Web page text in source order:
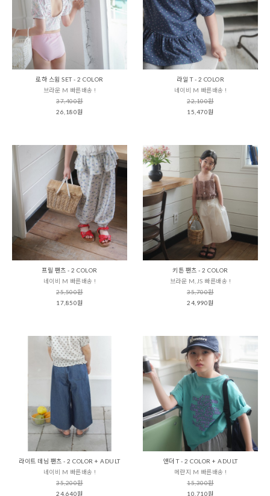
로하 스윔 SET - 2 COLOR
브라운 M 빠른배송 !
37,400원
26,180원
라일 T - 2 COLOR
네이비 M 빠른배송 !
22,100원
15,470원
프릴 팬츠 - 2 COLOR
네이비 M 빠른배송 !
25,500원
17,850원
키튼 팬츠 - 2 COLOR
브라운 M,JS 빠른배송 !
35,700원
24,990원
라이트 데님 팬츠 - 2 COLOR + ADULT
네이비 M 빠른배송 !
35,200원
24,640원
앤더 T - 2 COLOR + ADULT
메란지 M 빠른배송 !
15,300원
10,710원